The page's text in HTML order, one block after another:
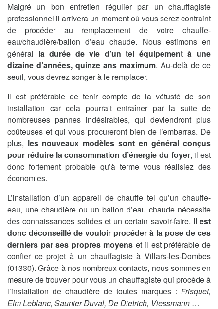
Malgré un bon entretien régulier par un chauffagiste
professionnel il arrivera un moment où vous serez contraint
de procéder au remplacement de votre chauffe-
eau/chaudière/ballon d’eau chaude. Nous estimons en
général la durée de vie d’un tel équipement à une
dizaine d’années, quinze ans maximum. Au-delà de ce
seuil, vous devrez songer à le remplacer.
Il est préférable de tenir compte de la vétusté de son
installation car cela pourrait entraîner par la suite de
nombreuses pannes indésirables, qui deviendront plus
coûteuses et qui vous procureront bien de l’embarras. De
plus, les nouveaux modèles sont en général conçus
pour réduire la consommation d’énergie du foyer, il est
donc fortement probable qu’à terme vous réalisiez des
économies.
L’installation d’un appareil de chauffe tel qu’un chauffe-
eau, une chaudière ou un ballon d’eau chaude nécessite
des connaissances solides et un certain savoir-faire. Il est
donc déconseillé de vouloir procéder à la pose de ces
derniers par ses propres moyens et il est préférable de
confier ce projet à un chauffagiste à Villars-les-Dombes
(01330). Grâce à nos nombreux contacts, nous sommes en
mesure de trouver pour vous un chauffagiste qui procède à
l’installation de chaudière de toutes marques : Frisquet,
Elm Leblanc, Saunier Duval, De Dietrich, Viessmann …